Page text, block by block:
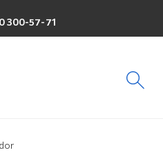
300-57-71